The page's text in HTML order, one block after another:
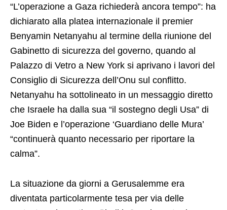
“L’operazione a Gaza richiederà ancora tempo”: ha
dichiarato alla platea internazionale il premier
Benyamin Netanyahu al termine della riunione del
Gabinetto di sicurezza del governo, quando al
Palazzo di Vetro a New York si aprivano i lavori del
Consiglio di Sicurezza dell’Onu sul conflitto.
Netanyahu ha sottolineato in un messaggio diretto
che Israele ha dalla sua “il sostegno degli Usa” di
Joe Biden e l’operazione ‘Guardiano delle Mura’
“continuerà quanto necessario per riportare la
calma”.
La situazione da giorni a Gerusalemme era
diventata particolarmente tesa per via delle